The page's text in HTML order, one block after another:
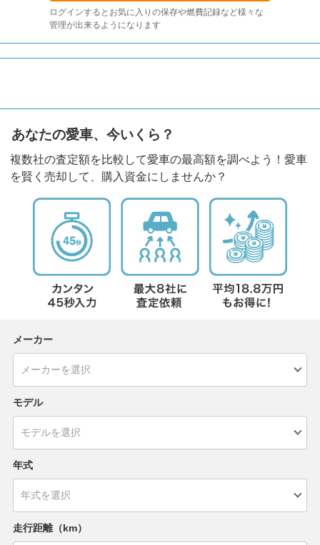
ログインするとお気に入りの保存や燃費記録など様々な
管理が出来るようになります
あなたの愛車、今いくら？
複数社の査定額を比較して愛車の最高額を調べよう！愛車
を賢く売却して、購入資金にしませんか？
メーカー
モデル
年式
走行距離（km）